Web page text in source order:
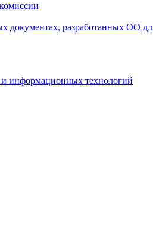
документах, разработанных ОО
и информационных технологий